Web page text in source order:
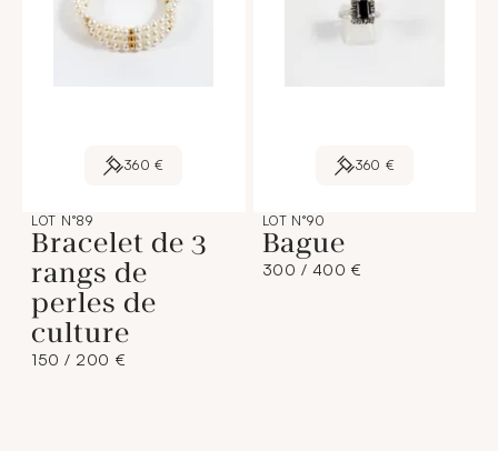
360 €
LOT N°89
Bracelet de 3
rangs de
perles de
culture
150 / 200 €
360 €
LOT N°90
Bague
300 / 400 €